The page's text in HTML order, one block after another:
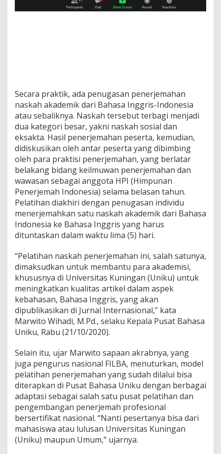
Secara praktik, ada penugasan penerjemahan
naskah akademik dari Bahasa Inggris-Indonesia
atau sebaliknya. Naskah tersebut terbagi menjadi
dua kategori besar, yakni naskah sosial dan
eksakta. Hasil penerjemahan peserta, kemudian,
didiskusikan oleh antar peserta yang dibimbing
oleh para praktisi penerjemahan, yang berlatar
belakang bidang keilmuwan penerjemahan dan
wawasan sebagai anggota HPI (Himpunan
Penerjemah Indonesia) selama belasan tahun.
Pelatihan diakhiri dengan penugasan individu
menerjemahkan satu naskah akademik dari Bahasa
Indonesia ke Bahasa Inggris yang harus
dituntaskan dalam waktu lima (5) hari.
“Pelatihan naskah penerjemahan ini, salah satunya,
dimaksudkan untuk membantu para akademisi,
khususnya di Universitas Kuningan (Uniku) untuk
meningkatkan kualitas artikel dalam aspek
kebahasan, Bahasa Inggris, yang akan
dipublikasikan di Jurnal Internasional,” kata
Marwito Wihadi, M.Pd., selaku Kepala Pusat Bahasa
Uniku, Rabu (21/10/2020).
Selain itu, ujar Marwito sapaan akrabnya, yang
juga pengurus nasional FILBA, menuturkan, model
pelatihan penerjemahan yang sudah dilalui bisa
diterapkan di Pusat Bahasa Uniku dengan berbagai
adaptasi sebagai salah satu pusat pelatihan dan
pengembangan penerjemah profesional
bersertifikat nasional. “Nanti pesertanya bisa dari
mahasiswa atau lulusan Universitas Kuningan
(Uniku) maupun Umum,” ujarnya.